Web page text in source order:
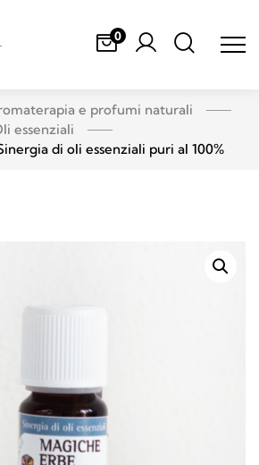
0
e profumi naturali
essenziali
di oli essenziali puri al 100%